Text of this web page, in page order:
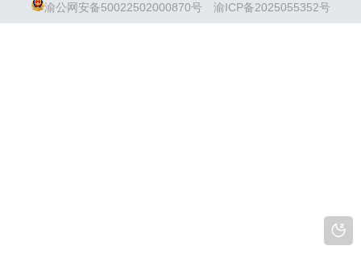
渝公网安备50022502000870号
渝ICP备2025055352号